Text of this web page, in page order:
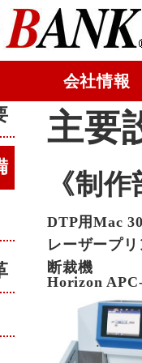
会社情報
主要
《制作
DTP用Mac
レーザープ
断裁機
Horizon